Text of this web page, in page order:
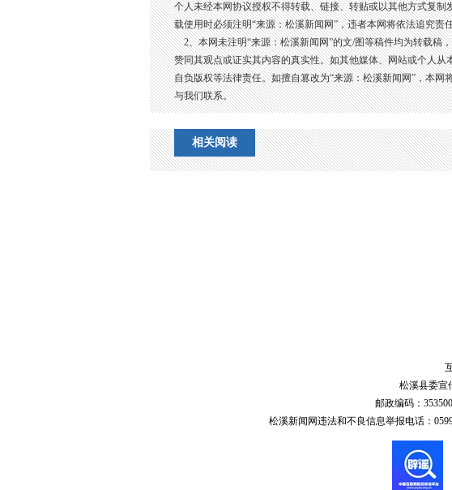
个人未经本网协议授权不得转载、链接、转贴或以其他方式复
载使用时必须注明“来源：松溪新闻网”，违者本网将依法追究责
2、本网未注明“来源：松溪新闻网”的文/图等稿件均为转载稿
赞同其观点或证实其内容的真实性。如其他媒体、网站或个人从
自负版权等法律责任。如擅自篡改为“来源：松溪新闻网”，本网
与我们联系。
相关阅读
松溪县委宣
邮政编码：
松溪新闻网违法和不良信息举报电话：